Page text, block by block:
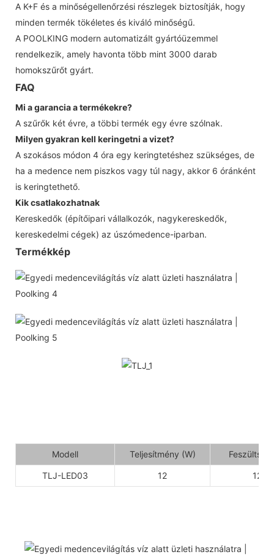
A K+F és a minőségellenőrzési részlegek biztosítják, hogy
minden termék tökéletes és kiváló minőségű.
A POOLKING modern automatizált gyártóüzemmel
rendelkezik, amely havonta több mint 3000 darab
homokszűrőt gyárt.
FAQ
Mi a garancia a termékekre?
A szűrők két évre, a többi termék egy évre szólnak.
Milyen gyakran kell keringetni a vizet?
A szokásos módon 4 óra egy keringtetéshez szükséges, de
ha a medence nem piszkos vagy túl nagy, akkor 6 óránként
is keringtethető.
Kik csatlakozhatnak
Kereskedők (építőipari vállalkozók, nagykereskedők,
kereskedelmi cégek) az úszómedence-iparban.
Termékkép
Modell Teljesítmény (W) Feszültség
TLJ-LED03 12 12